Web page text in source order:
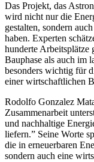
Das Projekt, das
wird nicht nur die
gestalten, sondern
haben. Experten
hunderte Arbeitsplätze
Bauphase als auch im
besonders wichtig für
einer wirtschaftlichen
Rodolfo Gonzalez
Zusammenarbeit
und nachhaltige
liefern.” Seine Worte
die in erneuerbaren
sondern auch eine